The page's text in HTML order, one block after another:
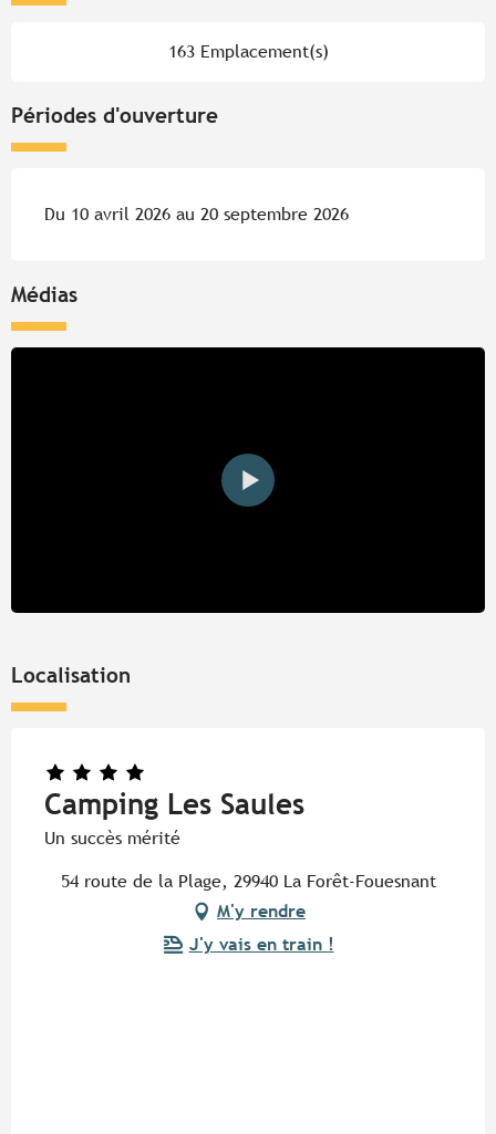
163 Emplacement(s)
Périodes d'ouverture
Du 10 avril 2026 au 20 septembre 2026
Médias
Localisation
Camping Les Saules
Un succès mérité
54 route de la Plage, 29940 La Forêt-Fouesnant
M'y rendre
J'y vais en train !